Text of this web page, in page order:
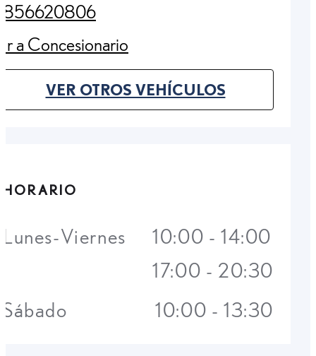
856620806
(Opens in new tab)
Ir a Concesionario
(Opens in new tab)
VER OTROS VEHÍCULOS
(OPENS IN NEW TAB)
HORARIO
Lunes-Viernes
10:00 - 14:00
17:00 - 20:30
Sábado
10:00 - 13:30